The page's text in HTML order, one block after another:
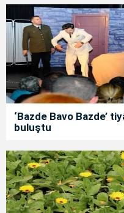
‘Bazde Bavo Bazde’
buluştu